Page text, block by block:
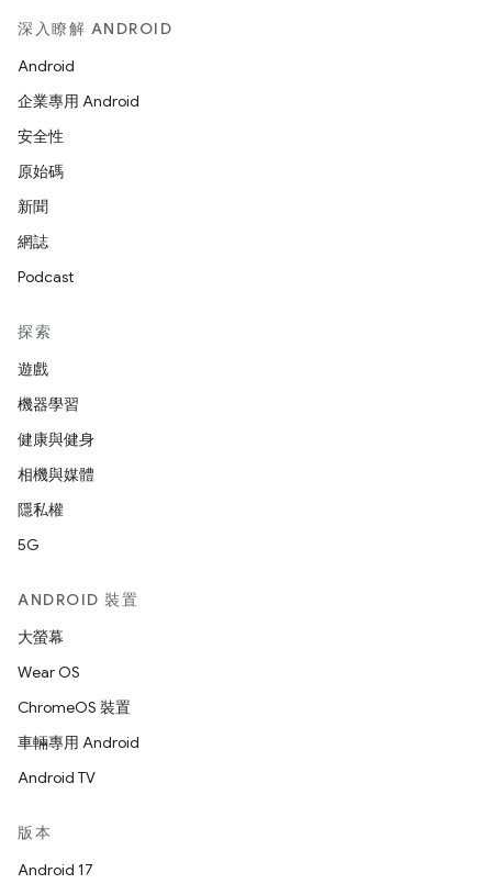
深入瞭解 ANDROID
Android
企業專用 Android
安全性
原始碼
新聞
網誌
Podcast
探索
遊戲
機器學習
健康與健身
相機與媒體
隱私權
5G
ANDROID 裝置
大螢幕
Wear OS
ChromeOS 裝置
車輛專用 Android
Android TV
版本
Android 17